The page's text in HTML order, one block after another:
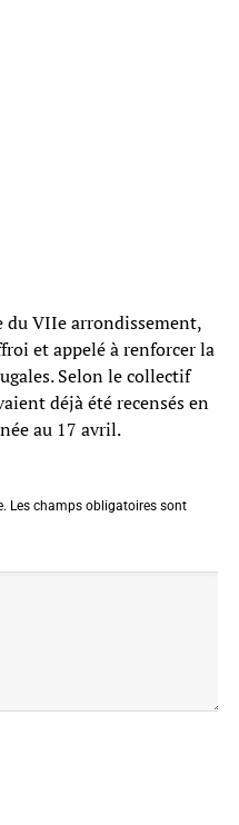
du VIIe arrondissement,
et appelé à renforcer la
Selon le collectif
déjà été recensés en
au 17 avril.
Les champs obligatoires sont